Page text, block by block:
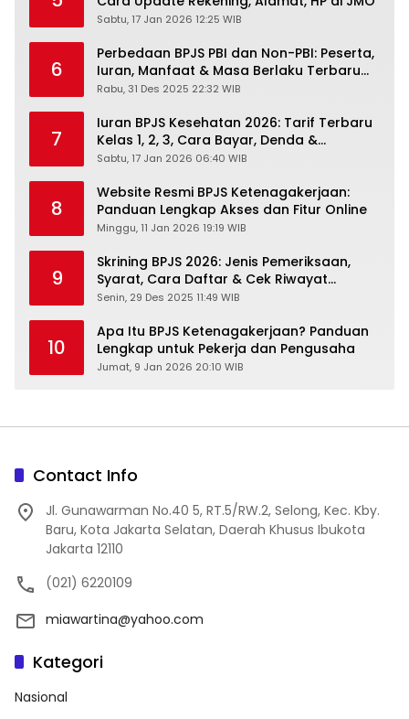
Sabtu, 17 Jan 2026 12:25 WIB
6
Perbedaan BPJS PBI dan Non-PBI: Peserta,
Iuran, Manfaat & Masa Berlaku Terbaru
2026
Rabu, 31 Des 2025 22:32 WIB
7
Iuran BPJS Kesehatan 2026: Tarif Terbaru
Kelas 1, 2, 3, Cara Bayar, Denda &
Panduan Lengkap Peserta JKN-KIS
Sabtu, 17 Jan 2026 06:40 WIB
8
Website Resmi BPJS Ketenagakerjaan:
Panduan Lengkap Akses dan Fitur Online
Minggu, 11 Jan 2026 19:19 WIB
9
Skrining BPJS 2026: Jenis Pemeriksaan,
Syarat, Cara Daftar & Cek Riwayat
Kesehatan Gratis
Senin, 29 Des 2025 11:49 WIB
10
Apa Itu BPJS Ketenagakerjaan? Panduan
Lengkap untuk Pekerja dan Pengusaha
Jumat, 9 Jan 2026 20:10 WIB
Contact Info
Jl. Gunawarman No.40 5, RT.5/RW.2, Selong, Kec. Kby.
Baru, Kota Jakarta Selatan, Daerah Khusus Ibukota
Jakarta 12110
(021) 6220109
miawartina@yahoo.com
Kategori
Nasional